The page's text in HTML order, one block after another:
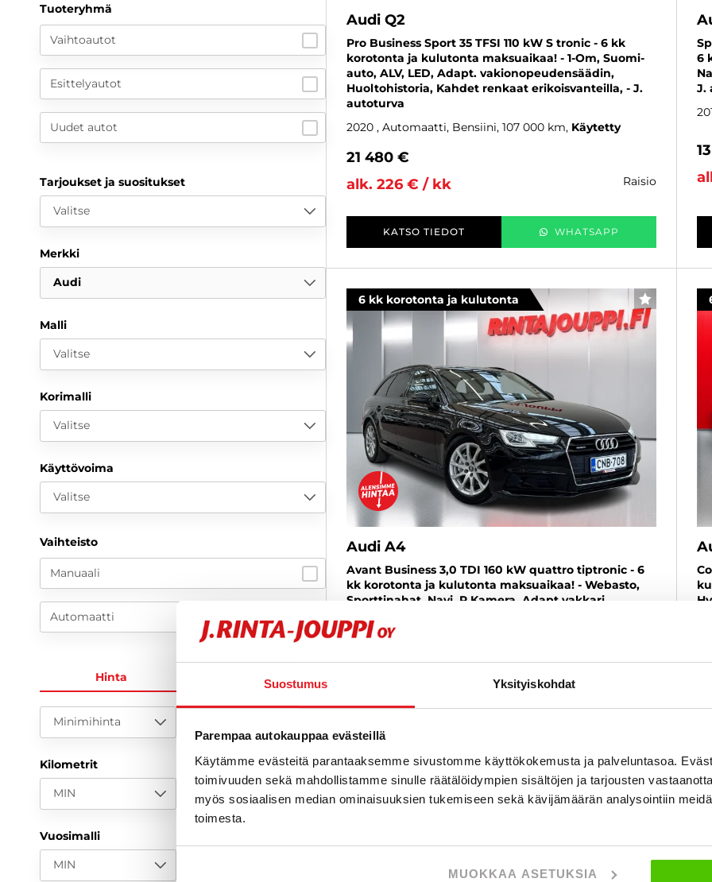
Suostumus Yksityiskohdat
Parempaa autokauppaa evästeillä
Käytämme evästeitä parantaaksemme sivustomme käyttökokemusta ja palveluntasoa.
toimivuuden sekä mahdollistamme sinulle räätälöidympien sisältöjen ja tarjousten
myös sosiaalisen median ominaisuuksien tukemiseen sekä kävijämäärän analysointiin
toimesta.
MUOKKAA ASETUKSIA
Tuoteryhmä
Vaihtoautot
Esittelyautot
Uudet autot
Tarjoukset ja suositukset
Valitse
Merkki
Audi
Malli
Valitse
Korimalli
Valitse
Käyttövoima
Valitse
Vaihteisto
Manuaali
Automaatti
Hinta KK-erä
Minimihinta
Kilometrit
MIN MAX
Vuosimalli
MIN
Audi Q2
Pro Business Sport 35 TFSI 110 kW S tronic - 6 kk
korotonta ja kulutonta maksuaikaa! - 1-Om, Suomi-
auto, ALV, LED, Adapt. vakionopeudensäädin,
Huoltohistoria, Kahdet renkaat erikoisvanteilla, - J.
autoturva
2020 , Automaatti, Bensiini, 107 000 km Käytetty
21 480 €
alk. 226 € / kk
raisio
KATSO TIEDOT WHATSAPP
6
J.
6 kk korotonta ja kulutonta SUOSIKKI
Audi A4
Avant Business 3,0 TDI 160 kW quattro tiptronic - 6
kk korotonta ja kulutonta maksuaikaa! - Webasto,
Sporttinahat, Navi, P.Kamera, Adapt.vakkari
2017 , Automaatti, Diesel, 318 000 km
KATSO TIEDOT
6 kk korotonta ja kulutonta SUOSIKKI